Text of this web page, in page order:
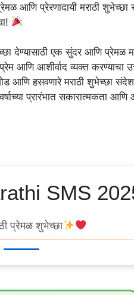
आणि प्रेरणादायी मराठी
देण्यासाठी एक सुंदर आणि प्रेमळ
आशीर्वाद व्यक्त करण्याचा
आणि हसवणारे मराठी शुभेच्छा
प्रारंभात सकारात्मकता
SMS
प्रेमळ शुभेच्छा